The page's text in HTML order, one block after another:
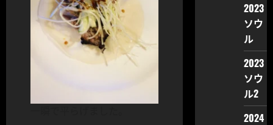
2023
ソウ
ル
2023
ソウ
ル2
2024